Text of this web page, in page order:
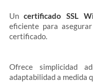
Uncertificado SSL
eficiente para
certificado.
Ofrece simplicidad
adaptabilidad a medida